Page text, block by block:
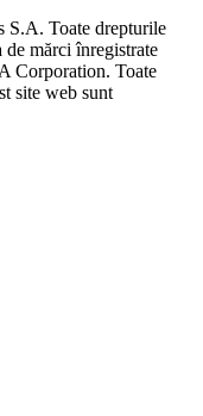
Toate drepturile
mărci înregistrate
Corporation. Toate
site web sunt